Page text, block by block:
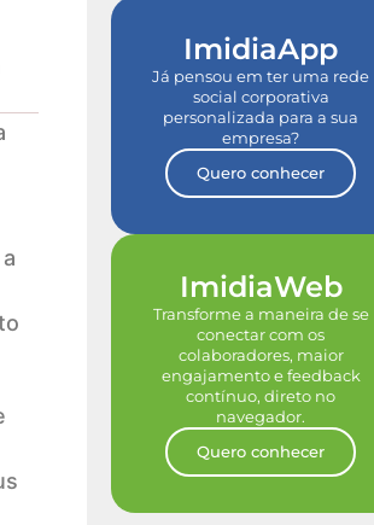
ImidiaApp
Já pensou em ter uma rede
social corporativa
personalizada para a sua
empresa?
Quero conhecer
ImidiaWeb
Transforme a maneira de se
conectar com os
colaboradores, maior
engajamento e feedback
contínuo, direto no
navegador.
Quero conhecer